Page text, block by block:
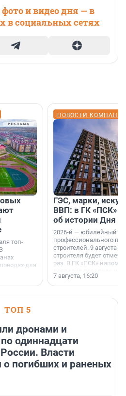
и видео дня — в
в социальных сетях
топ-
для
НОВОСТИ
ГЭС, марки,
ВВП: в ГК «ПСК»
об истории Дня
2026-й — юбилейный
профессионального
строителей. 9 августа
строителя будет
раз. В ГК «ПСК»
поменялась роль
7 августа, 16:20
ТОП 5
дронами и
одиннадцати
Власти
погибших и раненых